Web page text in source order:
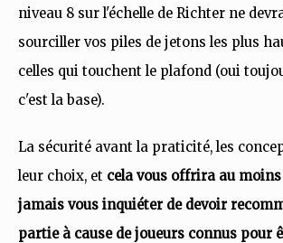
niveau 8 sur l'échelle de Richter ne
sourciller vos piles de jetons les plus
celles qui touchent le plafond (oui
c'est la base).
La sécurité avant la praticité, les
leur choix, et cela vous offrira au moins
jamais vous inquiéter de devoir
partie à cause de joueurs connus pour